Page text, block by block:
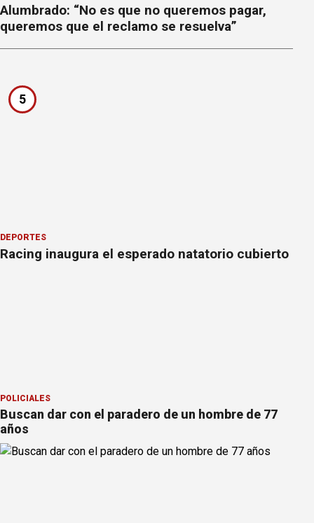
Alumbrado: “No es que no queremos pagar,
queremos que el reclamo se resuelva”
5
DEPORTES
Racing inaugura el esperado natatorio cubierto
POLICIALES
Buscan dar con el paradero de un hombre de 77
años